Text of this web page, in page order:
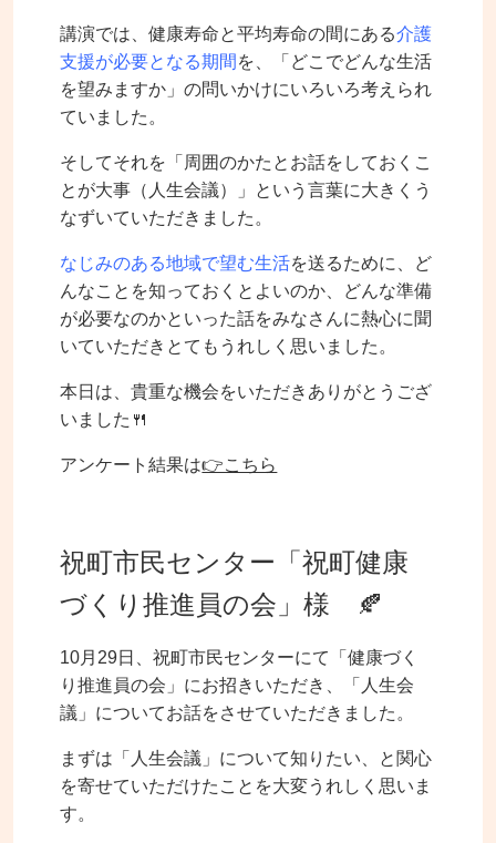
講演では、健康寿命と平均寿命の間にある介護
支援が必要となる期間 を、「どこでどんな生活
を望みますか」の問いかけにいろいろ考えられ
ていました。
そしてそれを「周囲のかたとお話をしておくこ
とが大事（人生会議）」という言葉に大きくう
なずいていただきました。
なじみのある地域で望む生活を送るために、ど
んなことを知っておくとよいのか、どんな準備
が必要なのかといった話をみなさんに熱心に聞
いていただきとてもうれしく思いました。
本日は、貴重な機会をいただきありがとうござ
いました🍴
アンケート結果は👉こちら
祝町市民センター「祝町健康
づくり推進員の会」様 🍂
10月29日、祝町市民センターにて「健康づく
り推進員の会」にお招きいただき、「人生会
議」についてお話をさせていただきました。
まずは「人生会議」について知りたい、と関心
を寄せていただけたことを大変うれしく思いま
す。